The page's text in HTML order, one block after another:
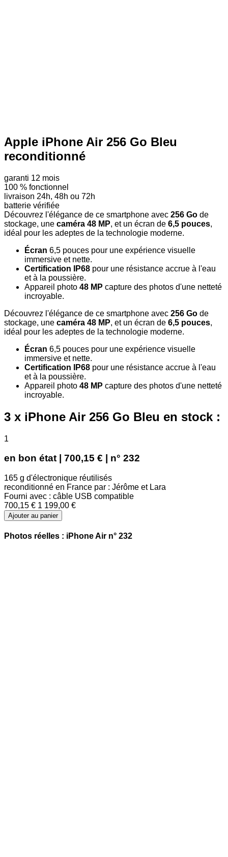
Apple iPhone Air 256 Go Bleu
reconditionné
garanti 12 mois
100 % fonctionnel
livraison 24h, 48h ou 72h
batterie vérifiée
Découvrez l'élégance de ce smartphone avec 256 Go de
stockage, une caméra 48 MP, et un écran de 6,5 pouces,
idéal pour les adeptes de la technologie moderne.
Écran 6,5 pouces pour une expérience visuelle
immersive et nette.
Certification IP68 pour une résistance accrue à l'eau
et à la poussière.
Appareil photo 48 MP capture des photos d'une netteté
incroyable.
Découvrez l'élégance de ce smartphone avec 256 Go de
stockage, une caméra 48 MP, et un écran de 6,5 pouces,
idéal pour les adeptes de la technologie moderne.
Écran 6,5 pouces pour une expérience visuelle
immersive et nette.
Certification IP68 pour une résistance accrue à l'eau
et à la poussière.
Appareil photo 48 MP capture des photos d'une netteté
incroyable.
3 x iPhone Air 256 Go Bleu en stock :
1
en bon état | 700,15 € | n° 232
165 g d'électronique réutilisés
reconditionné en France par : Jérôme et Lara
Fourni avec : câble USB compatible
700,15 € 1 199,00 €
Ajouter au panier
Photos réelles : iPhone Air n° 232